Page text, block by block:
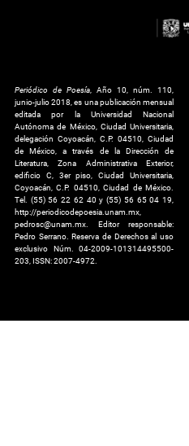
Periódico de Poesía , Año 10, núm. 110,
junio-julio 2018, es una publicación mensual
editada por la Universidad Nacional
Autónoma de México, Ciudad Universitaria,
delegación Coyoacán, C.P. 04510, Ciudad
de México, a través de la Dirección de
Literatura, Zona Administrativa Exterior,
edificio C, 3er piso, Ciudad Universitaria,
Coyoacán, C.P. 04510, Ciudad de México.
Tel. (55) 56 22 62 40 y (55) 56 65 04 19,
http://periodicodepoesia.unam.mx,
pedrosc@unam.mx. Editor responsable:
Pedro Serrano. Reserva de Derechos al uso
exclusivo Núm. 04-2009-101314495500-
203, ISSN: 2007-4972.